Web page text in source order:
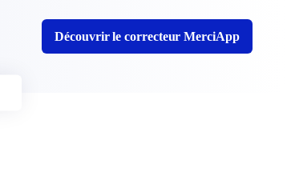
Découvrir le correcteur MerciApp